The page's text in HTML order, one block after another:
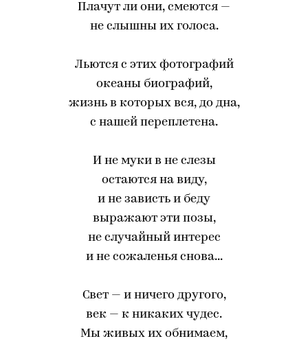
Плачут ли они, смеются —
не слышны их голоса.
Льются с этих фотографий
океаны биографий,
жизнь в которых вся, до дна,
с нашей переплетена.
И не муки в не слезы
остаются на виду,
и не зависть и беду
выражают эти позы,
не случайный интерес
и не сожаленья снова...
Свет — и ничего другого,
век — к никаких чудес.
Мы живых их обнимаем,